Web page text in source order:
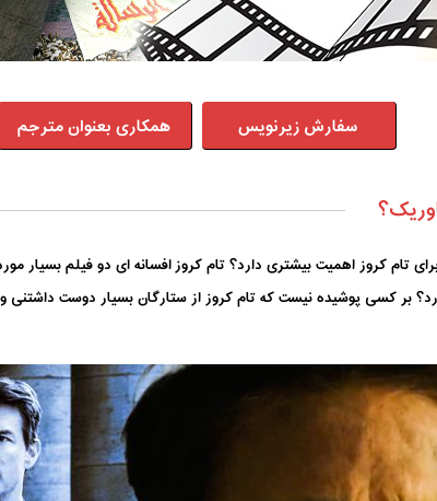
سفارش زیرنویس همکاری بعنوان مترجم
تام کروز اهمیت بیشتری دارد؟ تام کروز افسانه ای دو فیلم بسیار